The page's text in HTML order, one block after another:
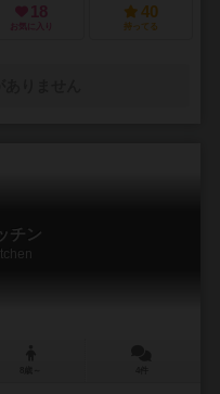
18
お気に入り
40
持ってる
チン